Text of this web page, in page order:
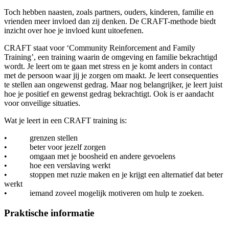
Toch hebben naasten, zoals partners, ouders, kinderen, familie en
vrienden meer invloed dan zij denken. De CRAFT-methode biedt
inzicht over hoe je invloed kunt uitoefenen.
CRAFT staat voor ‘Community Reinforcement and Family
Training’, een training waarin de omgeving en familie bekrachtigd
wordt. Je leert om te gaan met stress en je komt anders in contact
met de persoon waar jij je zorgen om maakt. Je leert consequenties
te stellen aan ongewenst gedrag. Maar nog belangrijker, je leert juist
hoe je positief en gewenst gedrag bekrachtigt. Ook is er aandacht
voor onveilige situaties.
Wat je leert in een CRAFT training is:
• grenzen stellen
• beter voor jezelf zorgen
• omgaan met je boosheid en andere gevoelens
• hoe een verslaving werkt
• stoppen met ruzie maken en je krijgt een alternatief dat beter
werkt
• iemand zoveel mogelijk motiveren om hulp te zoeken.
Praktische informatie